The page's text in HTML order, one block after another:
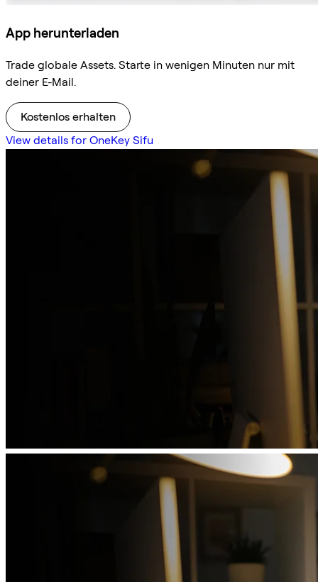
App herunterladen
Trade globale Assets. Starte in wenigen Minuten nur mit
deiner E-Mail.
Kostenlos erhalten
View details for OneKey Sifu